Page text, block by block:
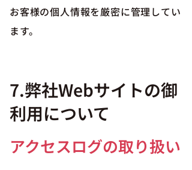
お客様の個人情報を厳密に管理してい
ます。
7.弊社Webサイトの御
利用について
アクセスログの取り扱い